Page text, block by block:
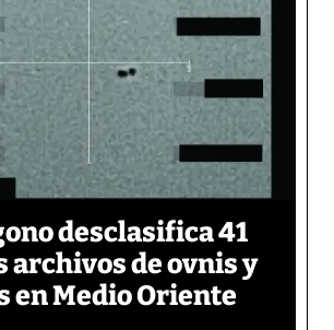
desclasifica 41
archivos de ovnis y
en Medio Oriente